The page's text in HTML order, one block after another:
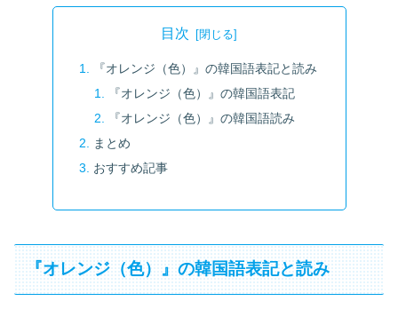
目次
『オレンジ（色）』の韓国語表記と読み
『オレンジ（色）』の韓国語表記
『オレンジ（色）』の韓国語読み
まとめ
おすすめ記事
『オレンジ（色）』の韓国語表記と読み